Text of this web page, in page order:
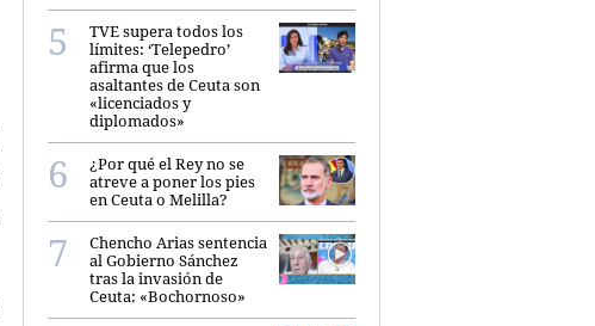
TVE supera todos los
límites: ‘Telepedro’
afirma que los
asaltantes de Ceuta son
«licenciados y
diplomados»
¿Por qué el Rey no se
atreve a poner los pies
en Ceuta o Melilla?
Chencho Arias sentencia
al Gobierno Sánchez
tras la invasión de
Ceuta: «Bochornoso»